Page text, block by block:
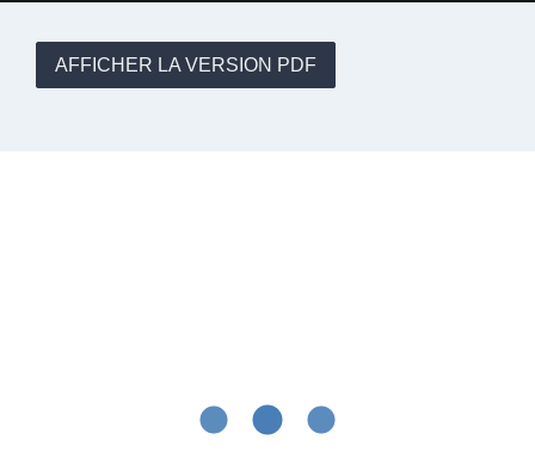
AFFICHER LA VERSION PDF